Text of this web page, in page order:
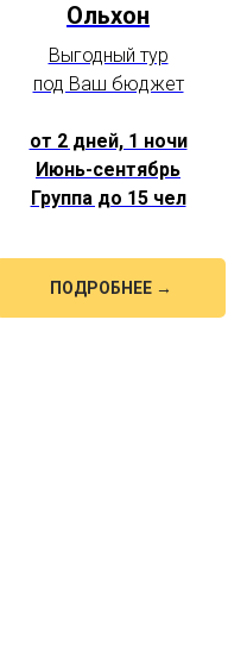
Ольхон
Выгодный тур
под Ваш бюджет
от 2 дней, 1 ночи
Июнь-сентябрь
Группа до 15 чел
ПОДРОБНЕЕ →